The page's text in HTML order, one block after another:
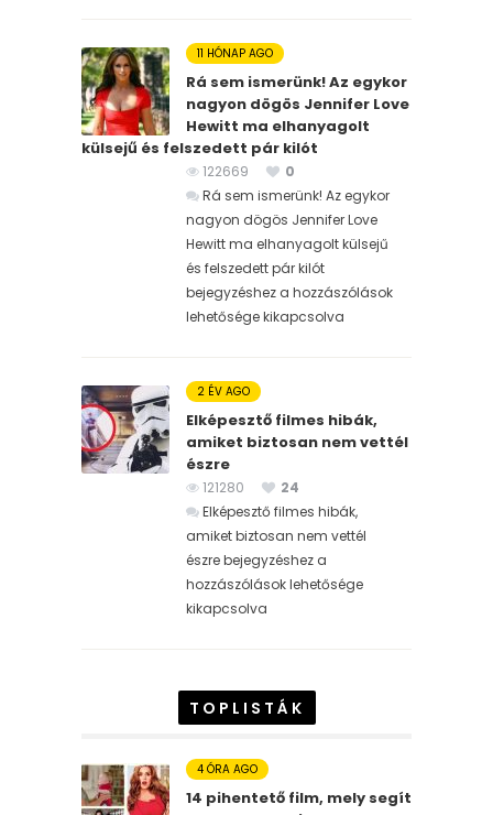
11 HÓNAP AGO
Rá sem ismerünk! Az egykor
nagyon dögös Jennifer Love
Hewitt ma elhanyagolt
külsejű és felszedett pár kilót
122669
0
Rá sem ismerünk! Az egykor
nagyon dögös Jennifer Love
Hewitt ma elhanyagolt külsejű
és felszedett pár kilót
bejegyzéshez a hozzászólások
lehetősége kikapcsolva
2 ÉV AGO
Elképesztő filmes hibák,
amiket biztosan nem vettél
észre
121280
24
Elképesztő filmes hibák,
amiket biztosan nem vettél
észre bejegyzéshez a
hozzászólások lehetősége
kikapcsolva
TOPLISTÁK
4 ÓRA AGO
14 pihentető film, mely segít